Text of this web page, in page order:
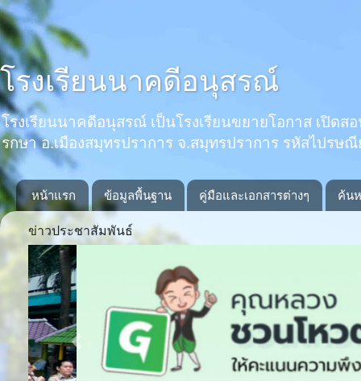
โรงเรียนนาคดีอนุสรณ์
โรงเรียนนาคดีอนุสรณ์ เป็นโรงเรียนขยายโอกาส เปิ
รกษา อ.เมืองสมุทรปราการ จ.สมุทรปราการ รหัสไปรษ
หน้าแรก ข้อมูลพื้นฐาน คู่มือและเอกสารต่างๆ ค้น
ข่าวประชาสัมพันธ์
Previous